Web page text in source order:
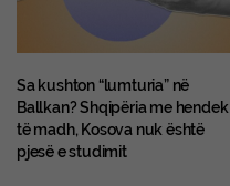
Sa kushton “lumturia” në
Ballkan? Shqipëria me hendek
të madh, Kosova nuk është
pjesë e studimit